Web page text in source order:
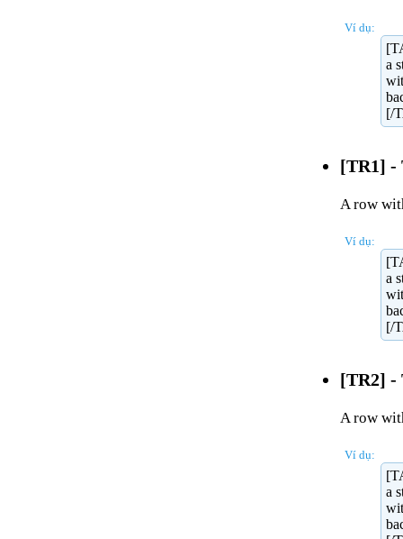
Ví dụ:
a
[/
[TR1] -
A row
Ví dụ:
a
[/
[TR2] -
A row
Ví dụ:
a